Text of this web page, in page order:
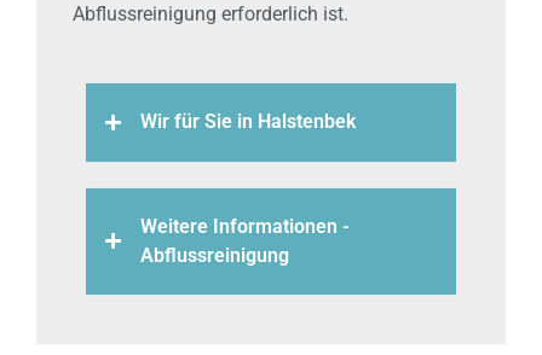
Abflussreinigung erforderlich ist.
Wir für Sie in Halstenbek
Weitere Informationen -
Abflussreinigung